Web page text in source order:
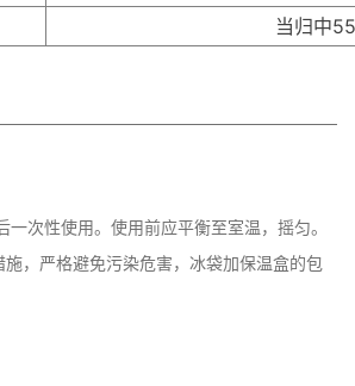
当归中
，严格避免污染危害，冰​袋加保温盒的包